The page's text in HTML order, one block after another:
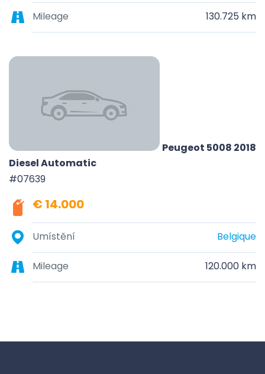
Mileage 130.725 km
Peugeot 5008 2018
Diesel Automatic
#07639
€ 14.000
Umístění Belgique
Mileage 120.000 km